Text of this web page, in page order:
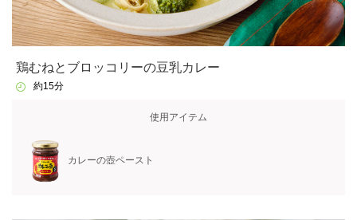
鶏むねとブロッコリーの豆乳カレー
約15分
使用アイテム
カレーの壺ペースト